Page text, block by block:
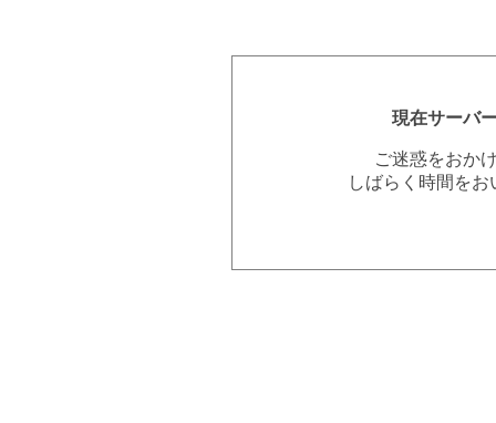
現在サーバ
ご迷惑をおか
しばらく時間を